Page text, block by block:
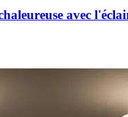
avec